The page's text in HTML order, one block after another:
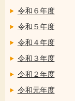
令和６年度
令和５年度
令和４年度
令和３年度
令和２年度
令和元年度